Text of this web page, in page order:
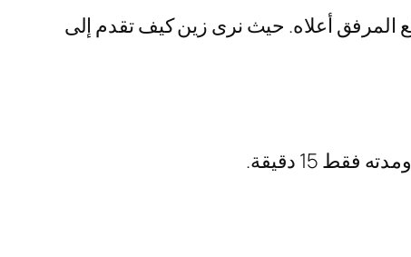
المرفق أعلاه. حيث نرى زين كيف تقدم إلى
15 دقيقة.